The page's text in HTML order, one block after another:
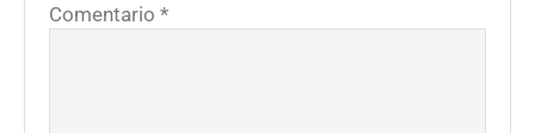
Comentario *